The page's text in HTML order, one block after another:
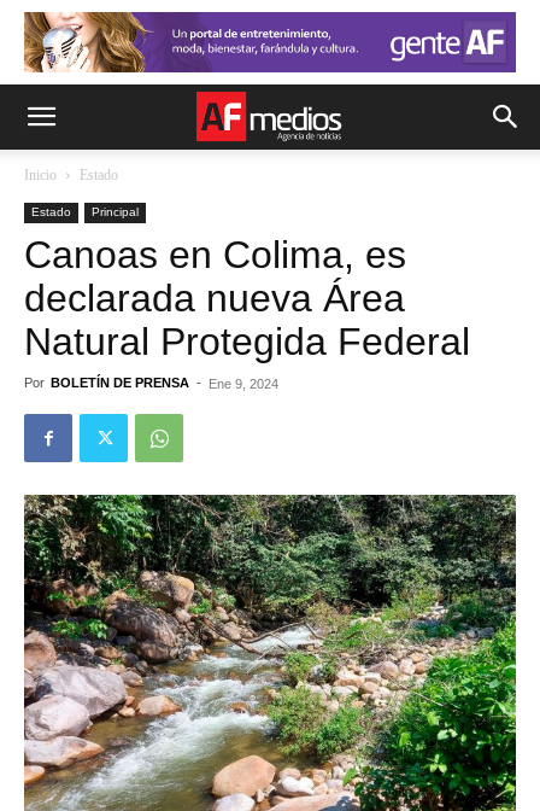
Inicio Estado
Estado Principal
Canoas en Colima, es
declarada nueva Área
Natural Protegida Federal
Por BOLETÍN DE PRENSA - Ene 9, 2024